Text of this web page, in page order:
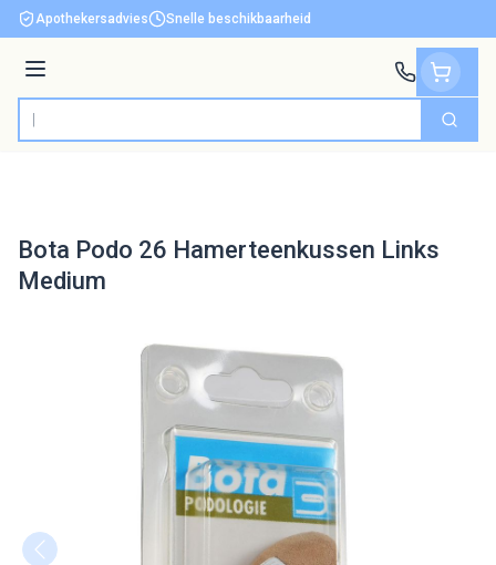
Ga naar de inhoud
Apothekersadvies Snelle beschikbaarheid
Menu
Product, merk, categorie... Zoek
Bota Podo 26 Hamerteenkussen Links
Medium